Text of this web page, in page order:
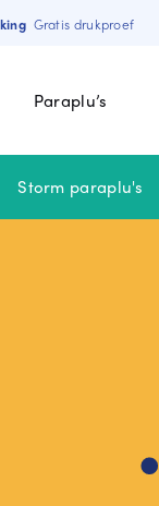
Gratis drukproef
Paraplu’s
Storm paraplu's